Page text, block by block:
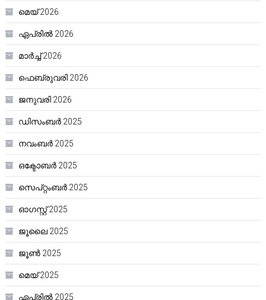
മെയ്‌ 2026
ഏപ്രിൽ 2026
മാർച്ച്‌ 2026
ഫെബ്രുവരി 2026
ജനുവരി 2026
ഡിസംബർ 2025
നവംബർ 2025
ഒക്ടോബർ 2025
സെപ്റ്റംബർ 2025
ഓഗസ്റ്റ്‌ 2025
ജൂലൈ 2025
ജൂൺ 2025
മെയ്‌ 2025
ഏപ്രിൽ 2025